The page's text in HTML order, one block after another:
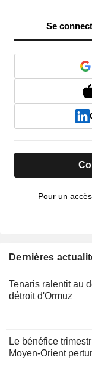
Se
Pour un
Dernières
Tenaris ralentit au
détroit d'Ormuz
Le bénéfice
Moyen-Orient